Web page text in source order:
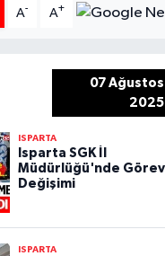
A- A+
07 Ağustos
2025
ISPARTA
Isparta SGK İl
Müdürlüğü'nde Görev
Değişimi
ISPARTA